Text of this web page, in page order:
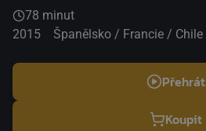
78 minut
2015
Španělsko / Francie / Chile
Přehrát
Koupit